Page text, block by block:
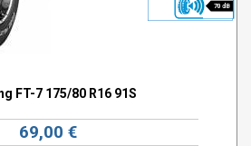
70 dB
FT-7 175/80 R16 91S
69,00 €